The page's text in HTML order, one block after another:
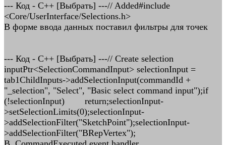
--- Код - C++ [Выбрать] ---// Added#include
<Core/UserInterface/Selections.h>
В форме ввода данных поставил фильтры для точек
--- Код - C++ [Выбрать] ---// Create selection
inputPtr<SelectionCommandInput> selectionInput =
tab1ChildInputs->addSelectionInput(commandId +
"_selection", "Select", "Basic select command input");if
(!selectionInput) return;selectionInput-
>setSelectionLimits(0);selectionInput-
>addSelectionFilter("SketchPoint");selectionInput-
>addSelectionFilter("BRepVertex");